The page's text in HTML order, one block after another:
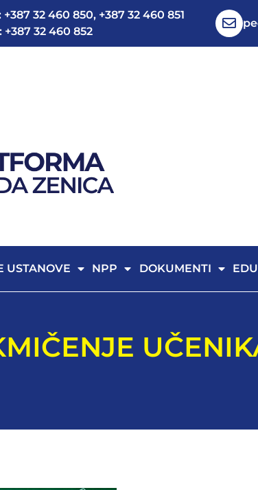
+387 32 460 850, +387 32 460 851
+387 32 460 852
USTANOVE NPP DOKUMENTI